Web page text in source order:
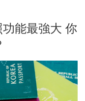
能最強大 你